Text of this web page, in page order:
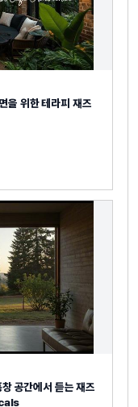
을 위한 테라피 재즈
공간에서 듣는 재즈